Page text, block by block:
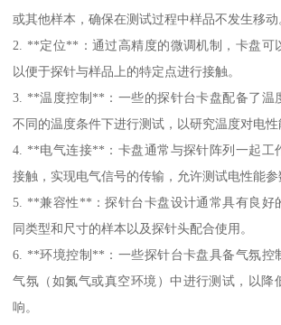
或其他样本，确保在测试过程中样品不发生移动
2. **定位**：通过高精度的微调机制，卡盘可
以便于探针与样品上的特定点进行接触。
3. **温度控制**：一些的探针台卡盘配备了温
不同的温度条件下进行测试，以研究温度对电性
4. **电气连接**：卡盘通常与探针阵列一起工
接触，实现电气信号的传输，允许测试电性能参
5. **兼容性**：探针台卡盘设计通常具有良好
同类型和尺寸的样本以及探针头配合使用。
6. **环境控制**：一些探针台卡盘具备气氛控
气氛（如氮气或真空环境）中进行测试，以降
响。